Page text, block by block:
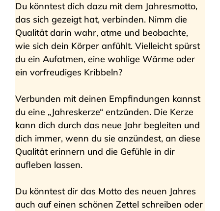
Du könntest dich dazu mit dem Jahresmotto,
das sich gezeigt hat, verbinden. Nimm die
Qualität darin wahr, atme und beobachte,
wie sich dein Körper anfühlt. Vielleicht spürst
du ein Aufatmen, eine wohlige Wärme oder
ein vorfreudiges Kribbeln?
Verbunden mit deinen Empfindungen kannst
du eine „Jahreskerze“ entzünden. Die Kerze
kann dich durch das neue Jahr begleiten und
dich immer, wenn du sie anzündest, an diese
Qualität erinnern und die Gefühle in dir
aufleben lassen.
Du könntest dir das Motto des neuen Jahres
auch auf einen schönen Zettel schreiben oder